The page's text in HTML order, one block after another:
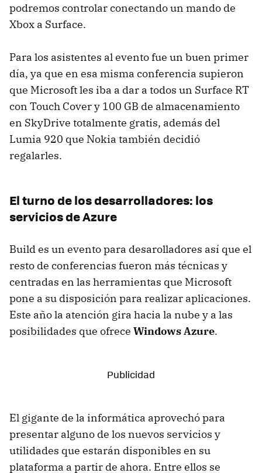
podremos controlar conectando un mando de
Xbox a Surface.
Para los asistentes al evento fue un buen primer
día, ya que en esa misma conferencia supieron
que Microsoft les iba a dar a todos un Surface RT
con Touch Cover y 100 GB de almacenamiento
en SkyDrive totalmente gratis, además del
Lumia 920 que Nokia también decidió
regalarles.
El turno de los desarrolladores: los
servicios de Azure
Build es un evento para desarolladores así que el
resto de conferencias fueron más técnicas y
centradas en las herramientas que Microsoft
pone a su disposición para realizar aplicaciones.
Este año la atención gira hacia la nube y a las
posibilidades que ofrece Windows Azure.
El gigante de la informática aprovechó para
presentar alguno de los nuevos servicios y
utilidades que estarán disponibles en su
plataforma a partir de ahora. Entre ellos se